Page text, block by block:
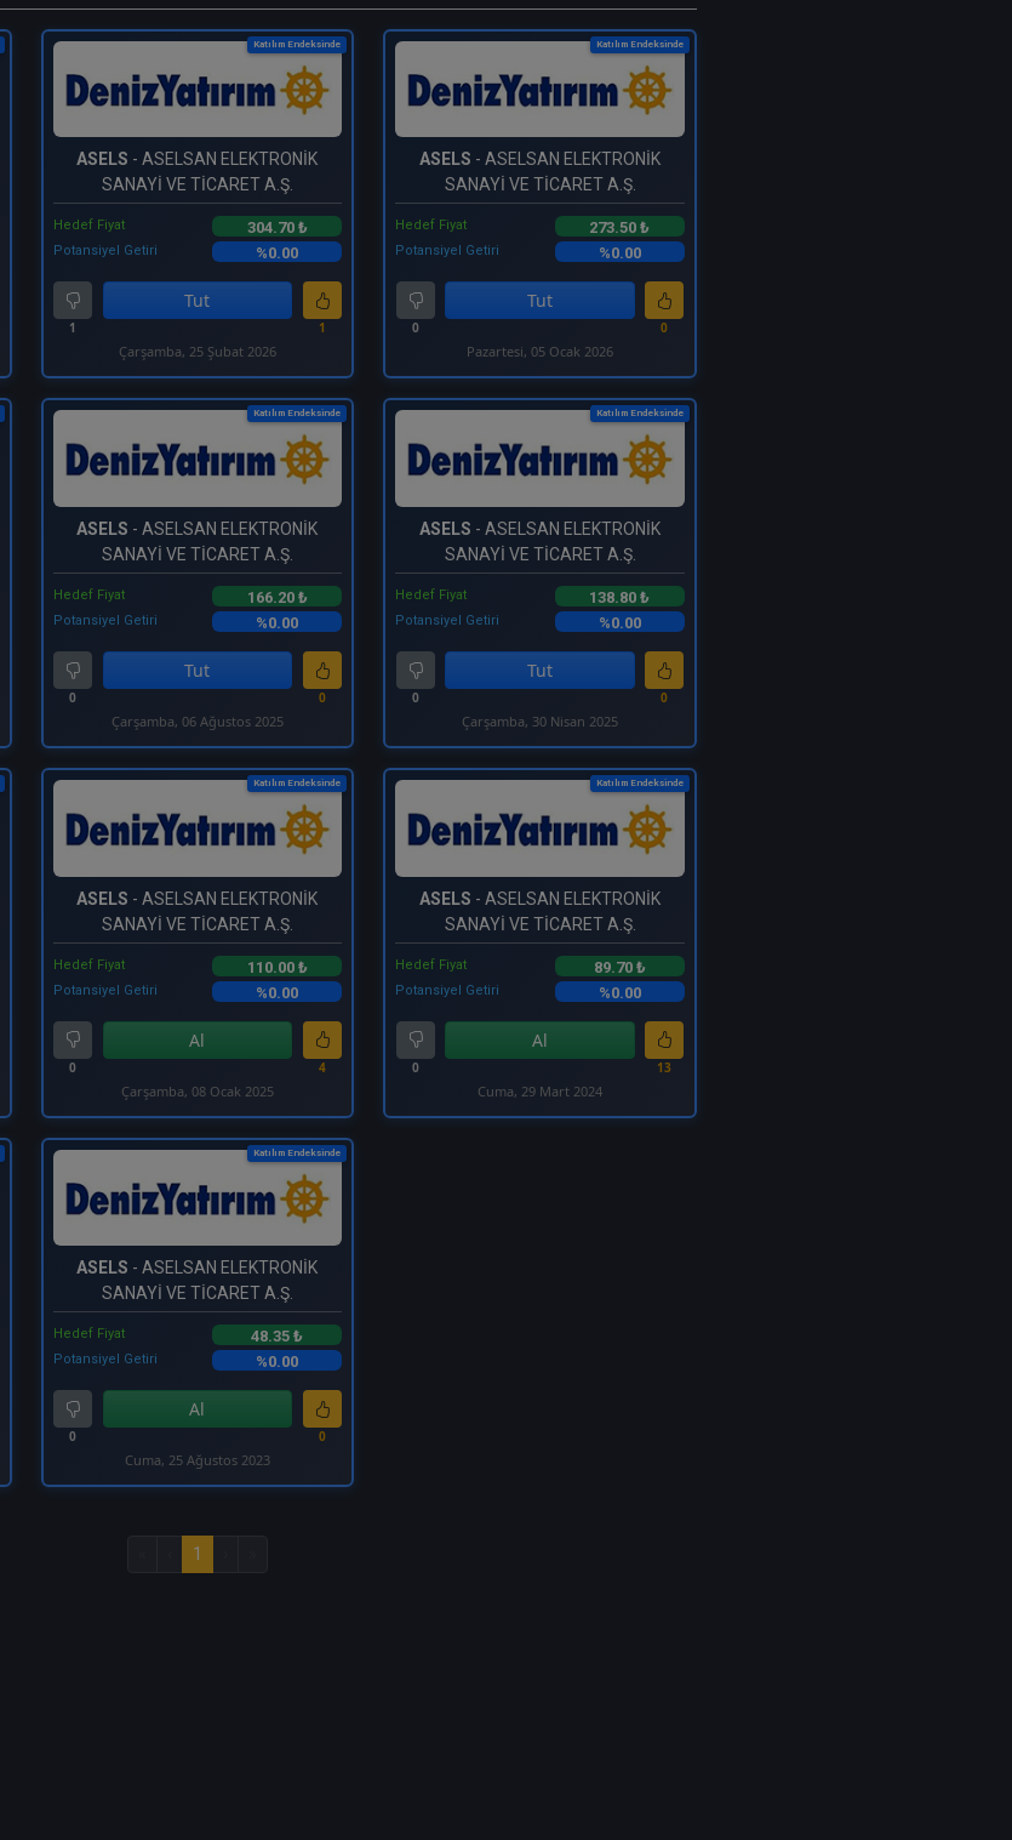
Katılım Endeksinde
ASELS - ASELSAN ELEKTRONİK
SANAYİ VE TİCARET A.Ş.
Hedef Fiyat 304.70 ₺
Potansiyel Getiri %0.00
1
Tut
1
Çarşamba, 25 Şubat 2026
Katılım Endeksinde
ASELS - ASELSAN ELEKTRONİK
SANAYİ VE TİCARET A.Ş.
Hedef Fiyat 273.50 ₺
Potansiyel Getiri %0.00
0
Tut
0
Pazartesi, 05 Ocak 2026
Katılım Endeksinde
ASELS - ASELSAN ELEKTRONİK
SANAYİ VE TİCARET A.Ş.
Hedef Fiyat 166.20 ₺
Potansiyel Getiri %0.00
0
Tut
0
Çarşamba, 06 Ağustos 2025
Katılım Endeksinde
ASELS - ASELSAN ELEKTRONİK
SANAYİ VE TİCARET A.Ş.
Hedef Fiyat 138.80 ₺
Potansiyel Getiri %0.00
0
Tut
0
Çarşamba, 30 Nisan 2025
Katılım Endeksinde
ASELS - ASELSAN ELEKTRONİK
SANAYİ VE TİCARET A.Ş.
Hedef Fiyat 110.00 ₺
Potansiyel Getiri %0.00
0
Al
4
Çarşamba, 08 Ocak 2025
Katılım Endeksinde
ASELS - ASELSAN ELEKTRONİK
SANAYİ VE TİCARET A.Ş.
Hedef Fiyat 89.70 ₺
Potansiyel Getiri %0.00
0
Al
13
Cuma, 29 Mart 2024
Katılım Endeksinde
ASELS - ASELSAN ELEKTRONİK
SANAYİ VE TİCARET A.Ş.
Hedef Fiyat 48.35 ₺
Potansiyel Getiri %0.00
0
Al
0
Cuma, 25 Ağustos 2023
1